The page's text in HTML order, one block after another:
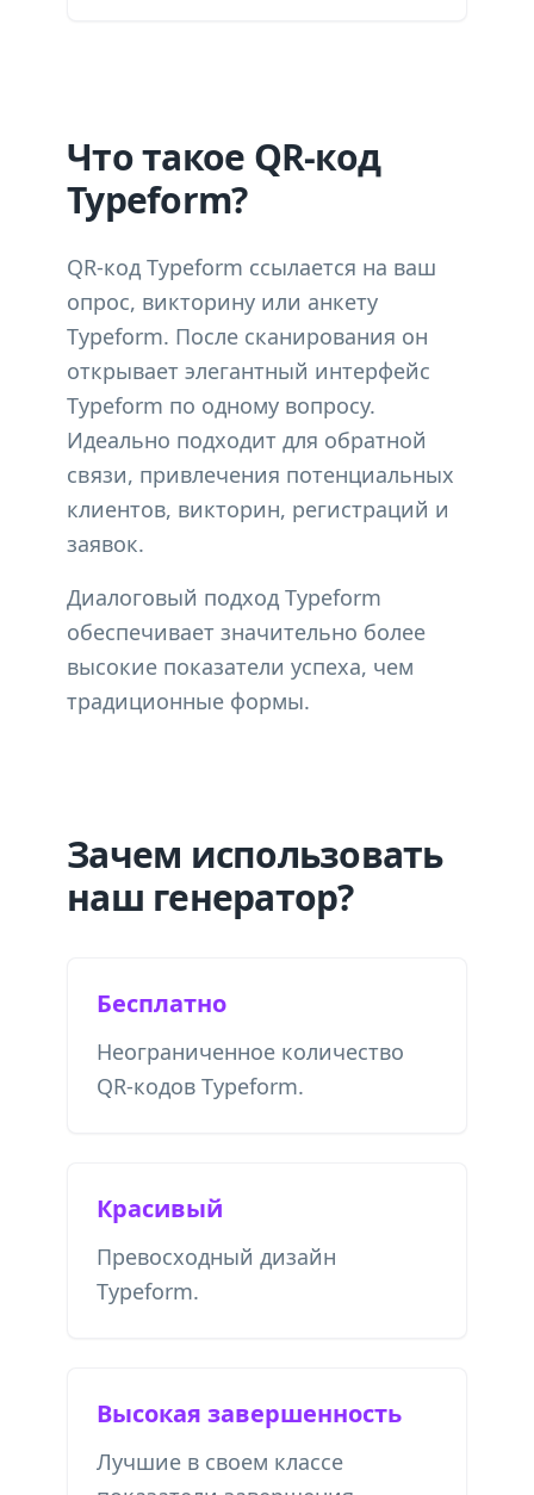
Что такое QR-код
Typeform?
QR-код Typeform ссылается на ваш
опрос, викторину или анкету
Typeform. После сканирования он
открывает элегантный интерфейс
Typeform по одному вопросу.
Идеально подходит для обратной
связи, привлечения потенциальных
клиентов, викторин, регистраций и
заявок.
Диалоговый подход Typeform
обеспечивает значительно более
высокие показатели успеха, чем
традиционные формы.
Зачем использовать
наш генератор?
Бесплатно
Неограниченное количество
QR-кодов Typeform.
Красивый
Превосходный дизайн
Typeform.
Высокая завершенность
Лучшие в своем классе